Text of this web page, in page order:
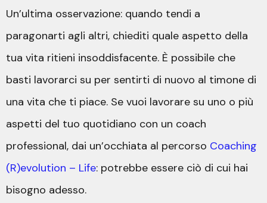
Un’ultima osservazione: quando tendi a
paragonarti agli altri, chiediti quale aspetto della
tua vita ritieni insoddisfacente. È possibile che
basti lavorarci su per sentirti di nuovo al timone di
una vita che ti piace. Se vuoi lavorare su uno o più
aspetti del tuo quotidiano con un coach
professional, dai un’occhiata al percorso Coaching
(R)evolution – Life: potrebbe essere ciò di cui hai
bisogno adesso.